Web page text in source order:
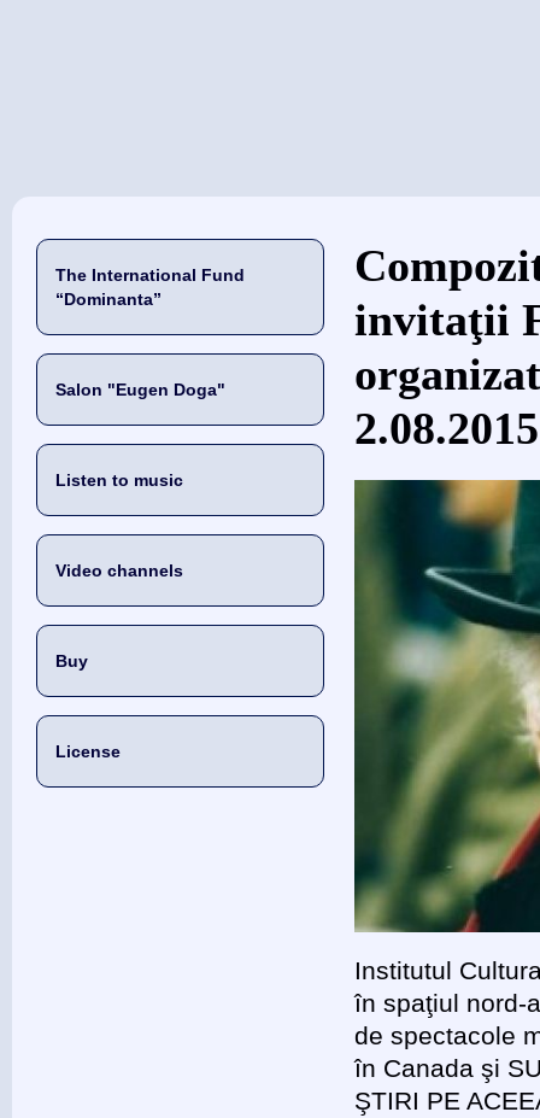
The International Fund
“Dominanta”
Salon "Eugen Doga"
Listen to music
Video channels
Buy
License
当前位置
invitaţii
2.08.2015
Institutul
în spaţiul nord-
de spectacole
în Canada şi
ŞTIRI PE